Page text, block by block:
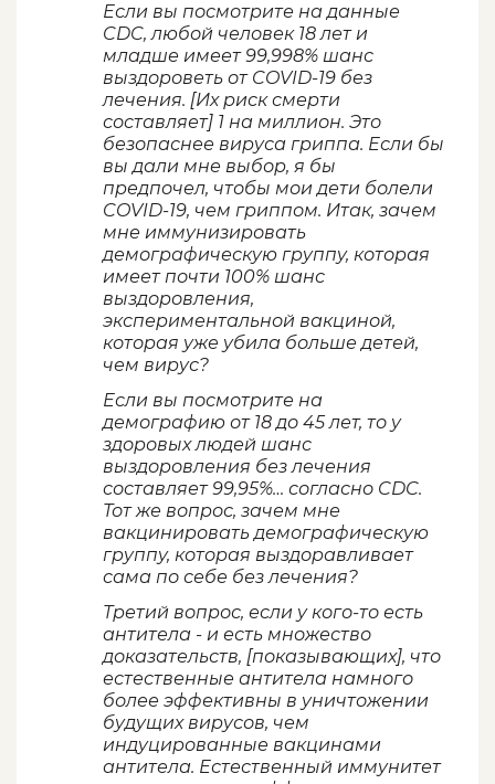
Если вы посмотрите на данные
CDC, любой человек 18 лет и
младше имеет 99,998% шанс
выздороветь от COVID-19 без
лечения. [Их риск смерти
составляет] 1 на миллион. Это
безопаснее вируса гриппа. Если бы
вы дали мне выбор, я бы
предпочел, чтобы мои дети болели
COVID-19, чем гриппом. Итак, зачем
мне иммунизировать
демографическую группу, которая
имеет почти 100% шанс
выздоровления,
экспериментальной вакциной,
которая уже убила больше детей,
чем вирус?
Если вы посмотрите на
демографию от 18 до 45 лет, то у
здоровых людей шанс
выздоровления без лечения
составляет 99,95%… согласно CDC.
Тот же вопрос, зачем мне
вакцинировать демографическую
группу, которая выздоравливает
сама по себе без лечения?
Третий вопрос, если у кого-то есть
антитела - и есть множество
доказательств, [показывающих], что
естественные антитела намного
более эффективны в уничтожении
будущих вирусов, чем
индуцированные вакцинами
антитела. Естественный иммунитет